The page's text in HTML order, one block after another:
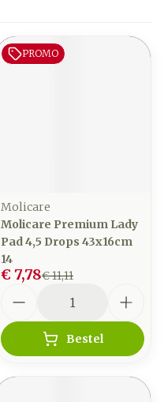
PROMO
Molicare
Molicare Premium Lady
Pad 4,5 Drops 43x16cm
14
€ 11,11
€ 7,78
Bestel